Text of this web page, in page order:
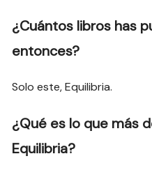
¿Cuántos libros has
entonces?
Solo este, Equilibria.
¿Qué es lo que más
Equilibria?